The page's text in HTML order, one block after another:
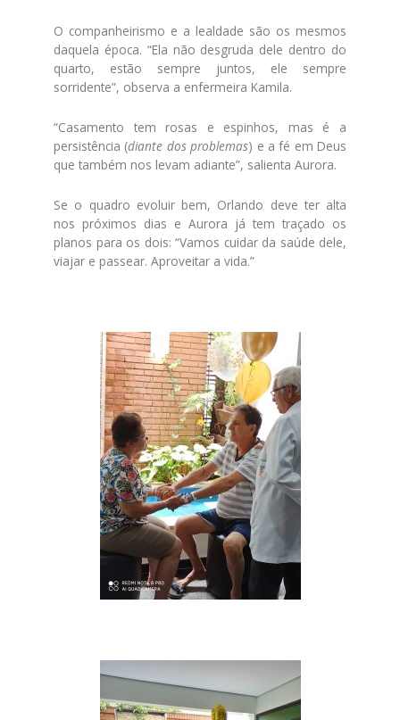
O companheirismo e a lealdade são os mesmos
daquela época. “Ela não desgruda dele dentro do
quarto, estão sempre juntos, ele sempre
sorridente”, observa a enfermeira Kamila.
“Casamento tem rosas e espinhos, mas é a
persistência (diante dos problemas) e a fé em Deus
que também nos levam adiante”, salienta Aurora.
Se o quadro evoluir bem, Orlando deve ter alta
nos próximos dias e Aurora já tem traçado os
planos para os dois: “Vamos cuidar da saúde dele,
viajar e passear. Aproveitar a vida.”